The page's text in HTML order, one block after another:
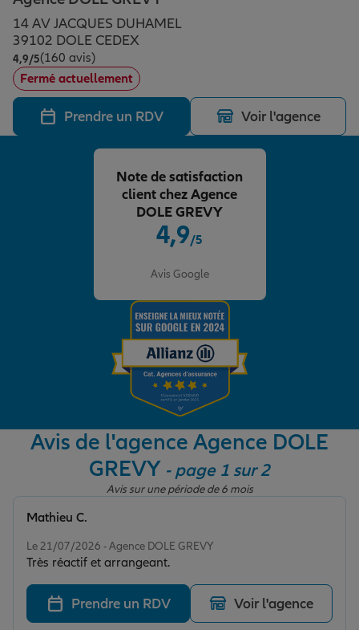
Assurance emprunteur
Prévoyance et dépendance
Assurance animal de compagnie
Protection de la famille
Protection juridique
Épargne & retraite
Plan épargne retraite
Assurance vie
Placements financiers
Investissements immobiliers
Transmission
Vos projets
Partir en vacances
Départ à la retraite
Préparer l’avenir
Conseil assurance
Assurance habitation
Le Pack Famille
Garantie des accidents de la vie
Assurance scolaire
Retraite
Allianz en France
14 AV JACQUES DUHAMEL
39102 DOLE CEDEX
4,9/5Note de 4.9 sur 5
(160 avis)
Fermé actuellement
Prendre un RDV Voir l'agence
4,9/5
Avis Google
Note de satisfaction
client chez Agence
DOLE GREVY
Avis de l'agence Agence DOLE
GREVY - page 1 sur 2
Avis sur une période de 6 mois
Le 21/07/2026 - Agence DOLE GREVY
Très réactif et arrangeant.
Mathieu C.
Prendre un RDV Voir l'agence